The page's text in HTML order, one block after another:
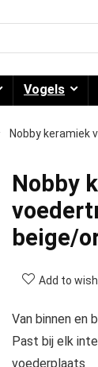
Vogels
Nobby keramiek
Nobby
beige/
Add to
Van binnen en
Past bij elk
voederplaats